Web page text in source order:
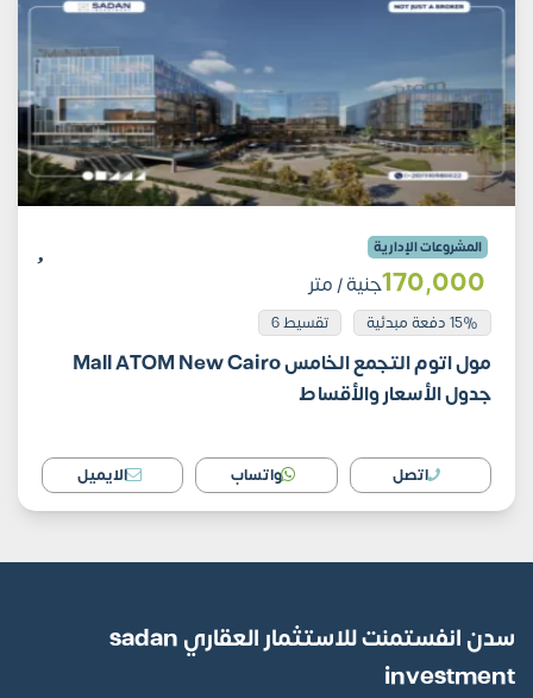
المشروعات الإدارية
170٬000جنية/ متر
15% دفعة مبدئية تقسيط 6
مول اتوم التجمع الخامس Mall ATOM New Cairo
جدول الأسعار والأقساط
اتصل واتساب الايميل
سدن انفستمنت للاستثمار العقاري sadan
investment